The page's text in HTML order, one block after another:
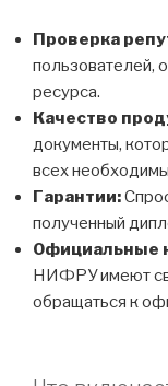
Проверка
пользователей,
ресурса.
Качество
документы,
всех
Гарантии:
полученный
Официальные
НИФРУ имеют
обращаться к